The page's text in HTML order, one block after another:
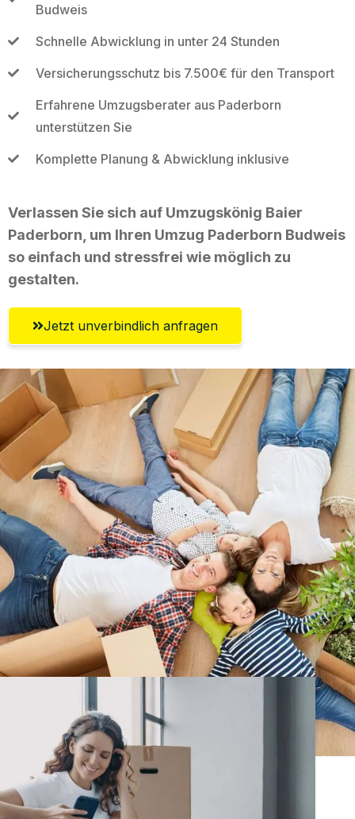
Budweis
Schnelle Abwicklung in unter 24 Stunden
Versicherungsschutz bis 7.500€ für den Transport
Erfahrene Umzugsberater aus Paderborn
unterstützen Sie
Komplette Planung & Abwicklung inklusive
Verlassen Sie sich auf Umzugskönig Baier
Paderborn, um Ihren Umzug Paderborn Budweis
so einfach und stressfrei wie möglich zu
gestalten.
Jetzt unverbindlich anfragen